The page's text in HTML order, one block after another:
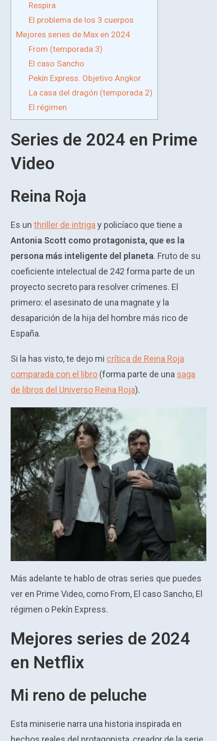
Respira
El problema de los 3 cuerpos
Mejores series de Max en 2024
From (temporada 3)
El caso Sancho
Pekín Express. Objetivo Angkor
La casa del dragón (temporada 2)
El régimen
Series de 2024 en Prime
Video
Reina Roja
Es unthriller de intriga y policíaco que tiene a
Antonia Scott como protagonista, que es la
persona más inteligente del planeta. Fruto de su
coeficiente intelectual de 242 forma parte de un
proyecto secreto para resolver crímenes. El
primero: el asesinato de una magnate y la
desaparición de la hija del hombre más rico de
España.
Si la has visto, te dejo mi crítica de Reina Roja
comparada con el libro (forma parte de una saga
de libros del Universo Reina Roja).
Más adelante te hablo de otras series que puedes
ver en Prime Video, como From, El caso Sancho, El
régimen o Pekín Express.
Mejores series de 2024
en Netflix
Mi reno de peluche
Esta miniserie narra una historia inspirada en